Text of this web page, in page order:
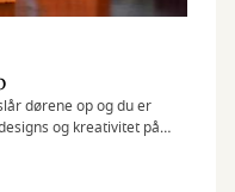
dørene op og du er
og kreativitet på
samt